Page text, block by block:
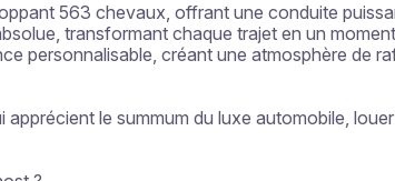
563 chevaux, offrant une conduite
transformant chaque trajet en un
personnalisable, créant une atmosphère de
le summum du luxe automobile,